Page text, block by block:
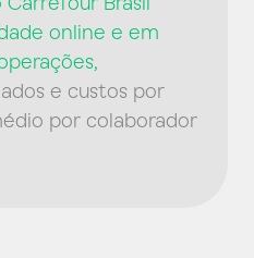
online e em
e custos por
por colaborador